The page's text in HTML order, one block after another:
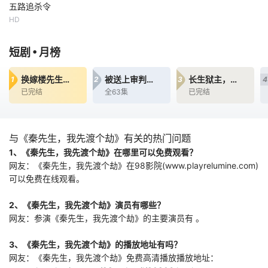
“启程—前路—归途
五路追杀令
本·阿弗莱克
美国黑手党头目老
普莱摩生命垂危，
而此时他昔日的手
下——魔术师巴迪
判，试图通过做污
点证人来减轻自己
的抢劫罪行，病床
上的普莱摩下令拿
委托一名神秘的
五路追杀令
HD
短剧 •月榜
1 换嫁楼先生＆顶级偏宠：楼先生他蓄谋成婚
已完结
2 被送上审判台后我绝地反击
全63集
3 长生狱主，一念镇九幽第三季
已完结
4
与《秦先生，我先渡个劫》有关的热门问题
1、《秦先生，我先渡个劫》在哪里可以免费观看？
网友：《秦先生，我先渡个劫》在98影院(www.playrelumine.com)
可以免费在线观看。
2、《秦先生，我先渡个劫》演员有哪些？
网友：参演《秦先生，我先渡个劫》的主要演员有 。
3、《秦先生，我先渡个劫》的播放地址有吗？
网友：《秦先生，我先渡个劫》免费高清播放播放地址：